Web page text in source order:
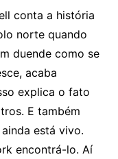
conta a história
norte quando
duende como se
acaba
explica o fato
E também
está vivo.
encontrá-lo. Aí